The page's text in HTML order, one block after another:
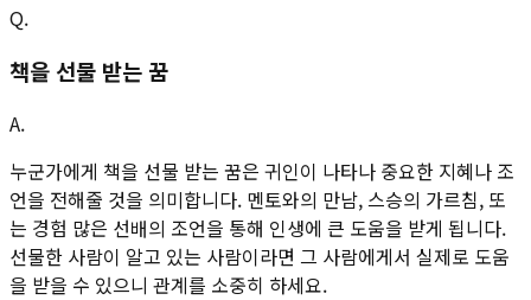
Q.
책을 선물 받는 꿈
A.
누군가에게 책을 선물 받는 꿈은 귀인이 나타나 중요한 지혜나 조
언을 전해줄 것을 의미합니다. 멘토와의 만남, 스승의 가르침, 또
는 경험 많은 선배의 조언을 통해 인생에 큰 도움을 받게 됩니다.
선물한 사람이 알고 있는 사람이라면 그 사람에게서 실제로 도움
을 받을 수 있으니 관계를 소중히 하세요.